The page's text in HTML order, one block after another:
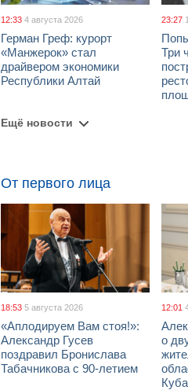
12:33 4 августа 2026
Герман Греф: курорт
«Манжерок» стал
драйвером экономики
Республики Алтай
23:27
Три
Ещё новости
От первого лица
18:53 5 августа 2026
«Аплодируем Вам стоя!»:
Александр Гусев
поздравил Бронислава
Табачникова с 90-летием
12:01
о